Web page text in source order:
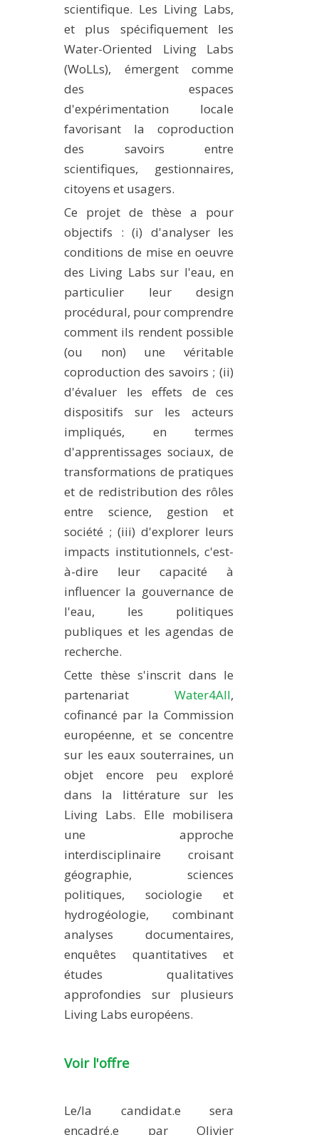
THEMATIC NOTES
scientifique. Les Living Labs,
et plus spécifiquement les
Water-Oriented Living Labs
(WoLLs), émergent comme
des espaces
d'expérimentation locale
favorisant la coproduction
des savoirs entre
scientifiques, gestionnaires,
citoyens et usagers.
Ce projet de thèse a pour
objectifs : (i) d'analyser les
conditions de mise en oeuvre
des Living Labs sur l'eau, en
particulier leur design
procédural, pour comprendre
comment ils rendent possible
(ou non) une véritable
coproduction des savoirs ; (ii)
d'évaluer les effets de ces
dispositifs sur les acteurs
impliqués, en termes
d'apprentissages sociaux, de
transformations de pratiques
et de redistribution des rôles
entre science, gestion et
société ; (iii) d'explorer leurs
impacts institutionnels, c'est-
à-dire leur capacité à
influencer la gouvernance de
l'eau, les politiques
publiques et les agendas de
recherche.
Cette thèse s'inscrit dans le
partenariat Water4All,
cofinancé par la Commission
européenne, et se concentre
sur les eaux souterraines, un
objet encore peu exploré
dans la littérature sur les
Living Labs. Elle mobilisera
une approche
interdisciplinaire croisant
géographie, sciences
politiques, sociologie et
hydrogéologie, combinant
analyses documentaires,
enquêtes quantitatives et
études qualitatives
approfondies sur plusieurs
Living Labs européens.
Voir l'offre
Le/la candidat.e sera
encadré.e par Olivier